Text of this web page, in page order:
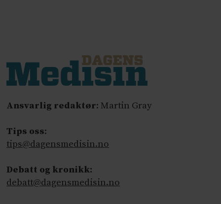
Ansvarlig redaktør: Martin Gray
Tips oss:
tips@dagensmedisin.no
Debatt og kronikk:
debatt@dagensmedisin.no